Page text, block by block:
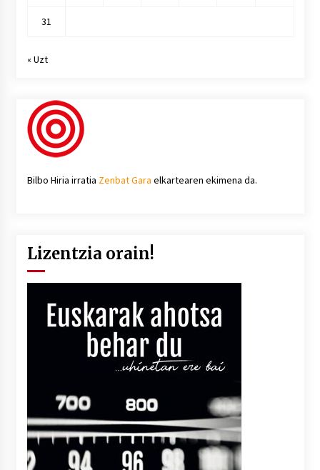
31
« Uzt
Bilbo Hiria irratia Zenbat Gara elkartearen ekimena da.
Lizentzia orain!